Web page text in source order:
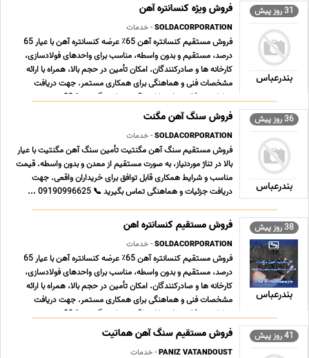
31 روز پیش
بندرعباس
فروش ویژه کنسانتره آهن
SOLDACORPORATION- خدمات
فروش مستقیم کنسانتره آهن 65٪ عرضه کنسانتره آهن با عیار 65
درصد، مستقیم و بدون واسطه، مناسب برای واحدهای فولادسازی،
کارخانه ها و صادرکنندگان. امکان تأمین در حجم بالا، همراه با ارائه
مشخصات فنی و هماهنگی برای همکاری مستمر. جهت دریافت
جزئیات و مذاکره، خریداران واقعی تماس بگیرند 📞 09 ... ...
36 روز پیش
بندرعباس
فروش سنگ آهن مگنت
SOLDACORPORATION- خدمات
فروش مستقیم سنگ آهن مگنتیت تأمین سنگ آهن مگنتیت با عیار
بالا در تناژ موردنیاز، به صورت مستقیم از معدن و بدون واسطه. قیمت
مناسب و شرایط همکاری قابل توافق برای خریداران واقعی. جهت
دریافت جزئیات و هماهنگی تماس بگیرید 📞 09190996625 ...
38 روز پیش
بندرعباس
فروش مستقیم کنسانتره اهن
SOLDACORPORATION- خدمات
فروش مستقیم کنسانتره آهن 65٪ عرضه کنسانتره آهن با عیار 65
درصد، مستقیم و بدون واسطه، مناسب برای واحدهای فولادسازی،
کارخانه ها و صادرکنندگان. امکان تأمین در حجم بالا، همراه با ارائه
مشخصات فنی و هماهنگی برای همکاری مستمر. جهت دریافت
جزئیات و مذاکره، خریداران واقعی تماس بگیرند 📞 09 ... ...
41 روز پیش فروش مستقیم سنگ آهن هماتیت
PANIZ VATANDOUST- خدمات